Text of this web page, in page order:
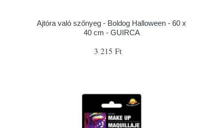
Ajtóra való szőnyeg - Boldog Halloween - 60 x
40 cm - GUIRCA
3 215 Ft